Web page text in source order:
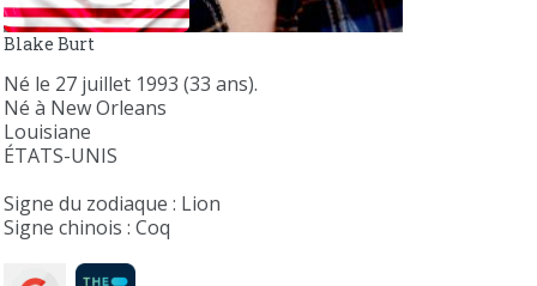
Blake Burt
Né le 27 juillet 1993 (33 ans).
Né à New Orleans
Louisiane
ÉTATS-UNIS
Signe du zodiaque : Lion
Signe chinois : Coq